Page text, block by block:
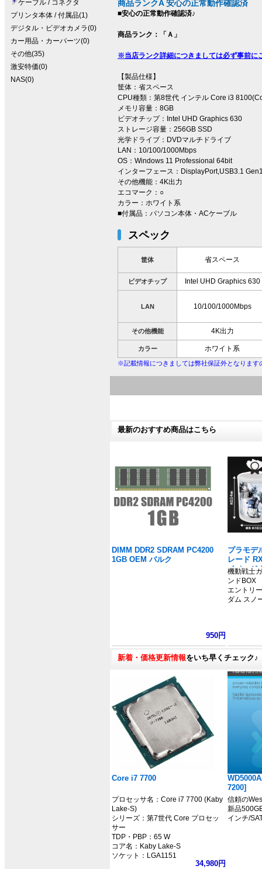
ケーブル / コネクタ
プリンタ本体 / 付属品(1)
デジタル・ビデオカメラ(0)
カー用品・カーパーツ(0)
その他(35)
激安特価(0)
NAS(0)
商品ランクA 安心の正常動作確認済
■安心の正常動作確認済♪
商品ランク：「Ａ」
※当店ランク詳細につきましては必ず事前に
【製品仕様】
筐体：省スペース
CPU種類：第8世代 インテル Core i3
メモリ容量：8GB
ビデオチップ：Intel UHD Graphics 630
ストレージ容量：256GB SSD
光学ドライブ：DVDマルチドライブ
LAN：10/100/1000Mbps
OS：Windows 11 Professional 64bit
インターフェース：DisplayPort,USB3.1
その他機能：4K出力
エコマーク：○
カラー：ホワイト系
■付属品：パソコン本体・ACケーブル
スペック
筐体 省スペース
ビデオチップ Intel UHD Graphics 630
LAN 10/100/1000Mbps
その他機能 4K出力
カラー ホワイト系
※記載情報につきましては弊社保証外となりま
最新のおすすめ商品はこちら
DIMM DDR2 SDRAM PC4200
1GB OEM バルク
950円
プラモデ
レード
イメージ
ダム」
機動戦士
ンドBOX
エントリ
ダム スノ
新着・価格更新情報をいち早くチェック♪
Core i7 7700
プロセッサ名：Core i7 7700 (Kaby
Lake-S)
シリーズ：第7世代 Core プロセッ
サー
TDP・PBP：65 W
コア名：Kaby Lake-S
ソケット：LGA1151
34,980円
7200]
信頼の
新品
インチ/